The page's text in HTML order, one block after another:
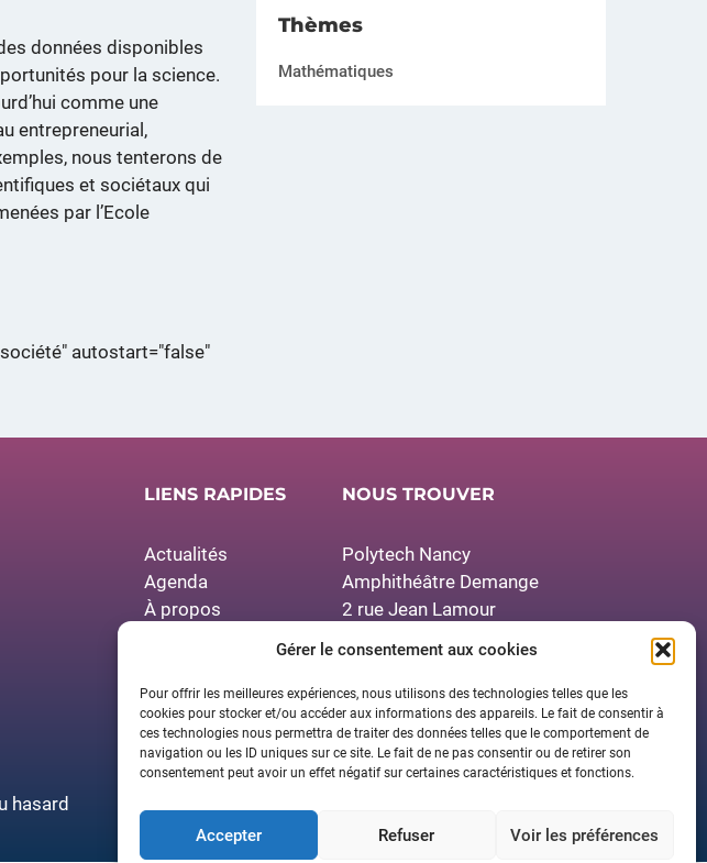
Gérer le consentement aux cookies
Pour offrir les meilleures expériences, nous utilisons des technologies telles que les
cookies pour stocker et/ou accéder aux informations des appareils. Le fait de consentir à
ces technologies nous permettra de traiter des données telles que le comportement de
navigation ou les ID uniques sur ce site. Le fait de ne pas consentir ou de retirer son
consentement peut avoir un effet négatif sur certaines caractéristiques et fonctions.
Accepter Refuser Voir les préférences
données disponibles
pour la science.
comme une
entrepreneurial,
nous tenterons de
et sociétaux qui
par l’Ecole
autostart="false"
Thèmes
Mathématiques
hasard
LIENS RAPIDES
Actualités
Agenda
À propos
NOUS TROUVER
Polytech Nancy
Amphithéâtre Demange
2 rue Jean Lamour
Contactez-nous